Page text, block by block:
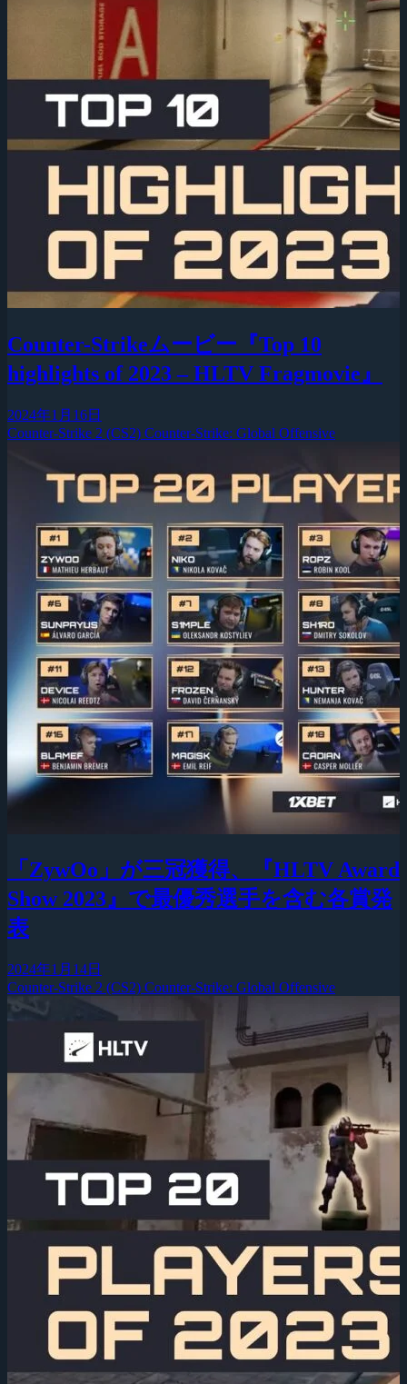
Counter-Strikeムービー『Top 10
highlights of 2023 – HLTV Fragmovie』
2024年1月16日
Counter-Strike 2 (CS2) Counter-Strike: Global Offensive
「ZywOo」が三冠獲得、『HLTV Award
Show 2023』で最優秀選手を含む各賞発
表
2024年1月14日
Counter-Strike 2 (CS2) Counter-Strike: Global Offensive